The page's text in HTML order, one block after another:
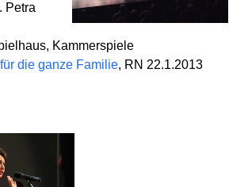
Petra
Kammerspiele
die ganze Familie, RN 22.1.2013